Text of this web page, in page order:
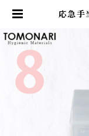
応急手